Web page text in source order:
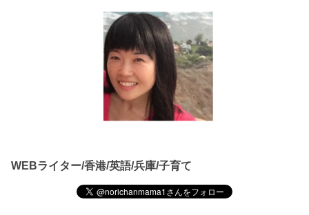
WEBライター/香港/英語/兵庫/子育て